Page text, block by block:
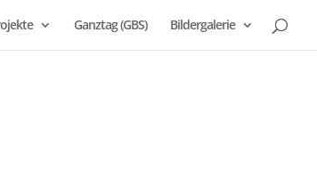
Ganztag (GBS) Bildergalerie